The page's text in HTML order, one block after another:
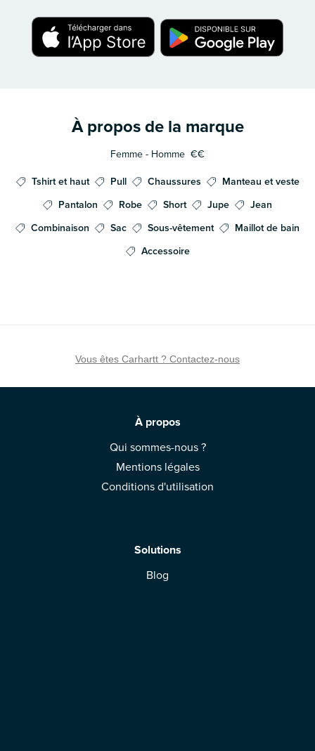
À propos de la marque
Femme - Homme €€
Tshirt et haut Pull Chaussures
Manteau et veste
Pantalon
Robe Short Jupe
Jean
Combinaison
Sac Sous-vêtement
Maillot de bain
Accessoire
Vous êtes Carhartt ? Contactez-nous
À propos
Qui sommes-nous ?
Mentions légales
Conditions d'utilisation
Solutions
Blog